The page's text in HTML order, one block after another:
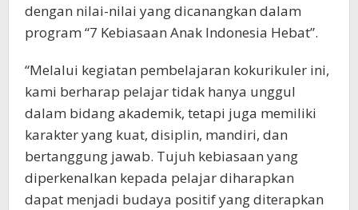
dengan nilai-nilai yang dicanangkan dalam
program “7 Kebiasaan Anak Indonesia Hebat”.
“Melalui kegiatan pembelajaran kokurikuler ini,
kami berharap pelajar tidak hanya unggul
dalam bidang akademik, tetapi juga memiliki
karakter yang kuat, disiplin, mandiri, dan
bertanggung jawab. Tujuh kebiasaan yang
diperkenalkan kepada pelajar diharapkan
dapat menjadi budaya positif yang diterapkan